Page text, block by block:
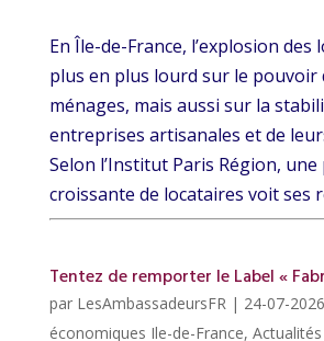
En Île-de-France, l’explosion des
plus en plus lourd sur le pouvoir
ménages, mais aussi sur la
entreprises artisanales et de
Selon l’Institut Paris Région,
croissante de locataires voit ses
Tentez de remporter le Label «
par LesAmbassadeursFR| 24-07-2026
économiques Ile-de-France,